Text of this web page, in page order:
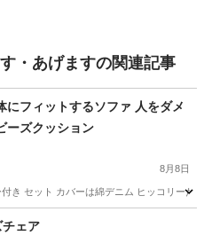
・あげますの関連記事
にフィットするソファ 人をダメ
ズクッション
8月8日
き セット カバーは綿デニム ヒッコリー
ソファェア